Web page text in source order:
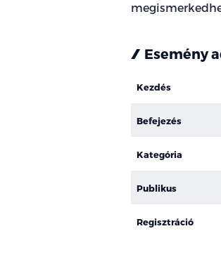
Esemény
Kezdés
Befejezés
Kategória
Publikus
Regisztráció